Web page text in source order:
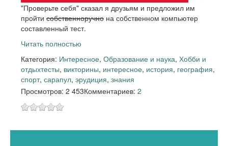
"Проверьте себя" сказал я друзьям и предложил им
пройти собственноручно на собственном компьютер
составленный тест.
Читать полностью
Категория: Интересное, Образование и наука, Хобби и
отдыхтесты, викторины, интересное, история, география,
спорт, сарапул, эрудиция, знания
Просмотров: 2 453Комментариев: 2